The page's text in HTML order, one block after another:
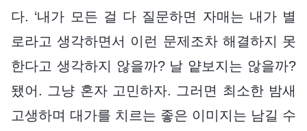
다. ‘내가 모든 걸 다 질문하면 자매는 내가 별
로라고 생각하면서 이런 문제조차 해결하지 못
한다고 생각하지 않을까? 날 얕보지는 않을까?
됐어. 그냥 혼자 고민하자. 그러면 최소한 밤새
고생하며 대가를 치르는 좋은 이미지는 남길 수